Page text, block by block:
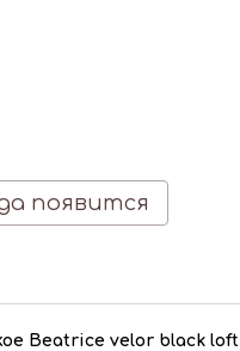
появится
Beatrice velor black loft